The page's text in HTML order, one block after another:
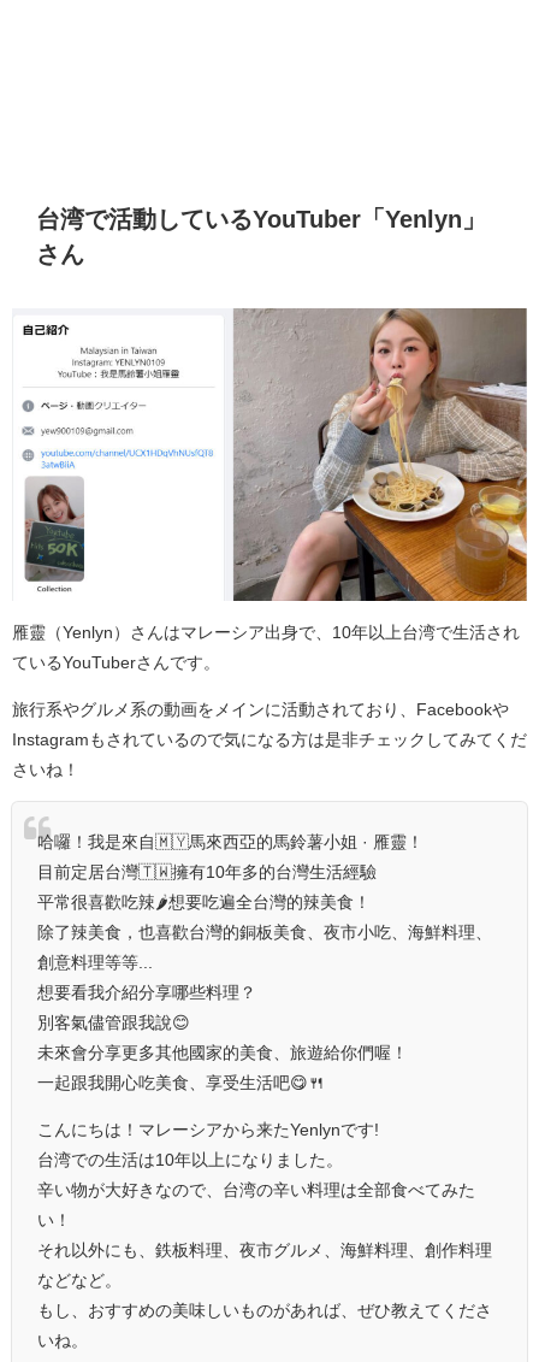
台湾で活動しているYouTuber「Yenlyn」
さん
雁靈（Yenlyn）さんはマレーシア出身で、10年以上台湾で生活され
ているYouTuberさんです。
旅行系やグルメ系の動画をメインに活動されており、Facebookや
Instagramもされているので気になる方は是非チェックしてみてくだ
さいね！
哈囉！我是來自🇲🇾馬來西亞的馬鈴薯小姐 · 雁靈！
目前定居台灣🇹🇼擁有10年多的台灣生活經驗
平常很喜歡吃辣🌶️想要吃遍全台灣的辣美食！
除了辣美食，也喜歡台灣的銅板美食、夜市小吃、海鮮料理、
創意料理等等...
想要看我介紹分享哪些料理？
別客氣儘管跟我說😊
未來會分享更多其他國家的美食、旅遊給你們喔！
一起跟我開心吃美食、享受生活吧😋🍴
こんにちは！マレーシアから来たYenlynです!
台湾での生活は10年以上になりました。
辛い物が大好きなので、台湾の辛い料理は全部食べてみた
い！
それ以外にも、鉄板料理、夜市グルメ、海鮮料理、創作料理
などなど。
もし、おすすめの美味しいものがあれば、ぜひ教えてくださ
いね。